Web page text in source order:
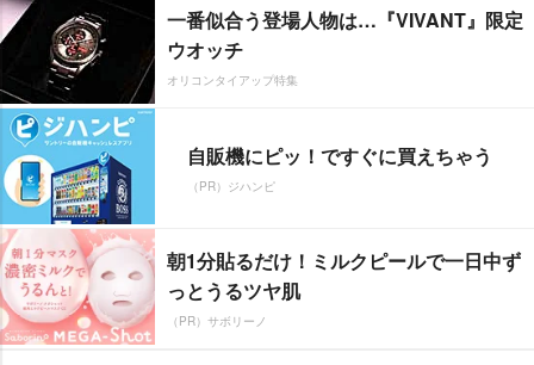
一番似合う登場人物は…『VIVANT』限定
ウオッチ
オリコンタイアップ特集
自販機にピッ！ですぐに買えちゃう
（PR）ジハンピ
朝1分貼るだけ！ミルクピールで一日中ず
っとうるツヤ肌
（PR）サボリーノ